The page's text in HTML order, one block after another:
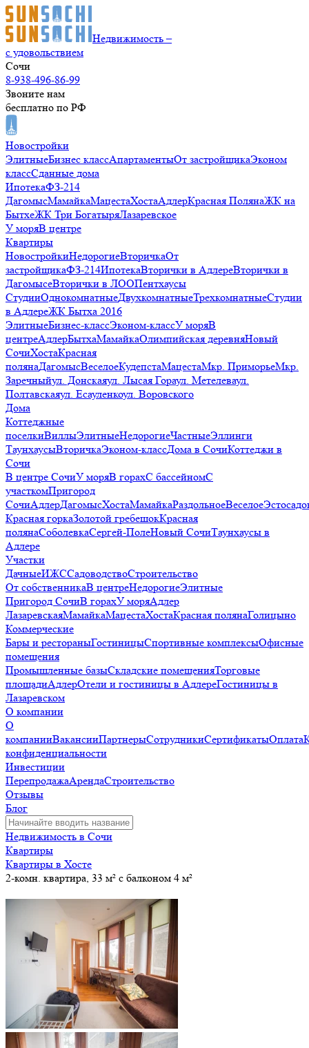
Недвижимость –
с удовольствием
Сочи
8-938-496-86-99
Звоните нам
бесплатно по РФ
Новостройки
ЭлитныеБизнес классАпартаментыОт застройщикаЭконом
классСданные дома
ИпотекаФЗ-214
ДагомысМамайкаМацестаХостаАдлерКрасная ПолянаЖК на
БытхеЖК Три БогатыряЛазаревское
У моряВ центре
Квартиры
НовостройкиНедорогиеВторичкаОт
застройщикаФЗ-214ИпотекаВторички в АдлереВторички в
ДагомысеВторички в ЛООПентхаусы
СтудииОднокомнатныеДвухкомнатныеТрехкомнатныеСтудии
в АдлереЖК Бытха 2016
ЭлитныеБизнес-классЭконом-классУ моряВ
центреАдлерБытхаМамайкаОлимпийская деревняНовый
СочиХостаКрасная
полянаДагомысВеселоеКудепстаМацестаМкр. ПриморьеМкр.
Заречныйул. Донскаяул. Лысая Гораул. Метелеваул.
Полтавскаяул. Есауленкоул. Воровского
Дома
Коттеджные
поселкиВиллыЭлитныеНедорогиеЧастныеЭллинги
ТаунхаусыВторичкаЭконом-классДома в СочиКоттеджи в
Сочи
В центре СочиУ моряВ горахС бассейномС
участкомПригород
СочиАдлерДагомысХостаМамайкаРаздольноеВеселое
Красная горкаЗолотой гребешокКрасная
полянаСоболевкаСергей-ПолеНовый СочиТаунхаусы в
Адлере
Участки
ДачныеИЖССадоводствоСтроительство
От собственникаВ центреНедорогиеЭлитные
Пригород СочиВ горахУ моряАдлер
ЛазаревскаяМамайкаМацестаХостаКрасная полянаГолицыно
Коммерческие
Бары и рестораныГостиницыСпортивные комплексыОфисные
помещения
Промышленные базыСкладские помещенияТорговые
площадиАдлерОтели и гостиницы в АдлереГостиницы в
Лазаревском
О компании
О
компанииВакансииПартнерыСотрудникиСертификатыОплата
конфиденциальности
Инвестиции
ПерепродажаАрендаСтроительство
Отзывы
Блог
Недвижимость в Сочи
Квартиры
Квартиры в Хосте
2-комн. квартира, 33 м² с балконом 4 м²